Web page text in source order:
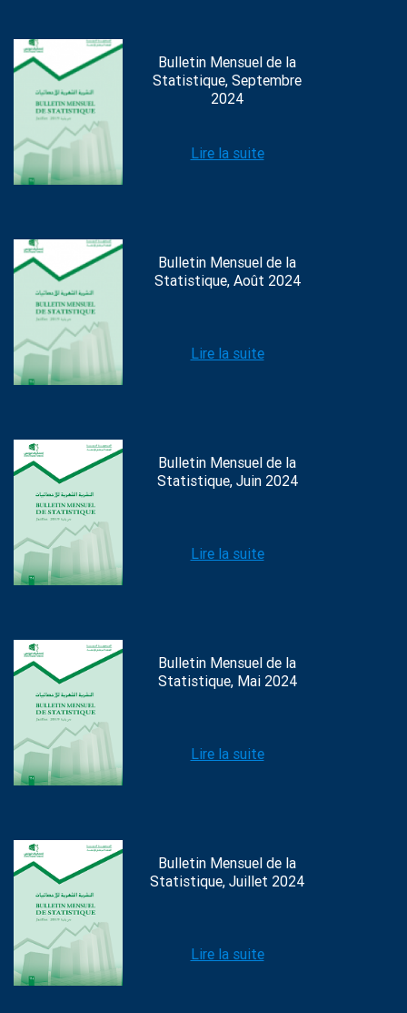
Bulletin Mensuel de la
Statistique, Septembre
2024
Lire la suite
Bulletin Mensuel de la
Statistique, Août 2024
Lire la suite
Bulletin Mensuel de la
Statistique, Juin 2024
Lire la suite
Bulletin Mensuel de la
Statistique, Mai 2024
Lire la suite
Bulletin Mensuel de la
Statistique, Juillet 2024
Lire la suite